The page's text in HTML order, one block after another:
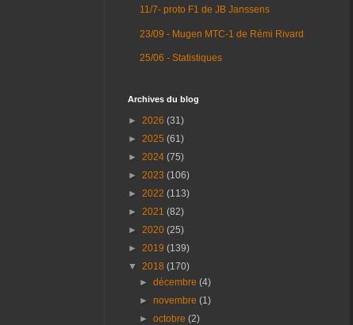
11/7- proto F1 de JB Janssens
23/09 - Mugen MTC-1 de Rémi Rivard
25/06 - Statistiques
Archives du blog
► 2026 (31)
► 2025 (61)
► 2024 (75)
► 2023 (106)
► 2022 (113)
► 2021 (82)
► 2020 (25)
► 2019 (139)
▼ 2018 (170)
►décembre(4)
►novembre(1)
►octobre(2)